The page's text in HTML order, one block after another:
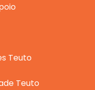
Teuto
Teuto